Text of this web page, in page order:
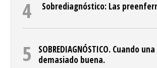
Sobrediagnóstico: Las
SOBREDIAGNÓSTICO. Cuando
demasiado buena.